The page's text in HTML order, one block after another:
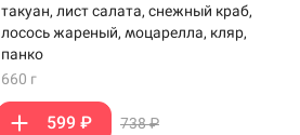
такуан, лист салата, снежный краб,
лосось жареный, моцарелла, кляр,
панко
660 г
599 ₽ 738 ₽